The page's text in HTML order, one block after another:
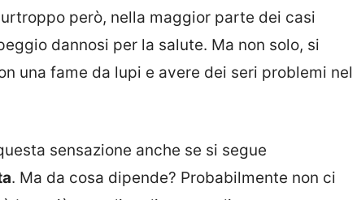
però, nella maggior parte dei casi
dannosi per la salute. Ma non solo, si
una fame da lupi e avere dei seri problemi nel
sensazione anche se si segue
. Ma da cosa dipende? Probabilmente non ci